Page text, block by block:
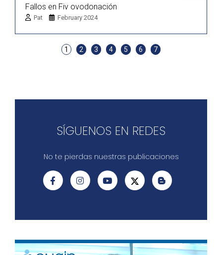
Fallos en Fiv ovodonación
Pat February 2024
1 2 3 4 5 6 7
SÍGUENOS EN REDES
No te pierdas nuestras publicaciones